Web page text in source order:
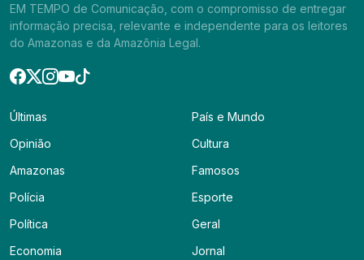
EM TEMPO de Comunicação, com o compromisso de entregar
informação precisa, relevante e independente para os leitores
do Amazonas e da Amazônia Legal.
Últimas
Opinião
Amazonas
Polícia
Política
Economia
País e Mundo
Cultura
Famosos
Esporte
Geral
Jornal